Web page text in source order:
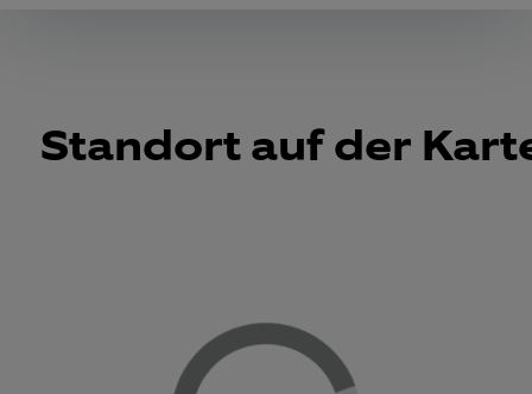
Standort auf der
Loading...